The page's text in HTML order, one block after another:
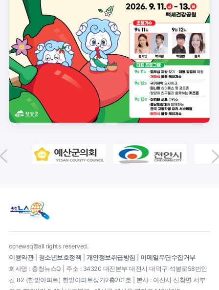
ccnewsq©all rights reserved.
이용약관| 청소년보호정책 개인정보취급방침
이메일무단수집거부
회사명 : 충청뉴스Q | 주소 : 34320 대전본부 대전시 대덕구 석봉로58번안
길 82 (한밭아파트) 한밭아파트상가2층201호 | 본사 : 아산시 신창면 서부